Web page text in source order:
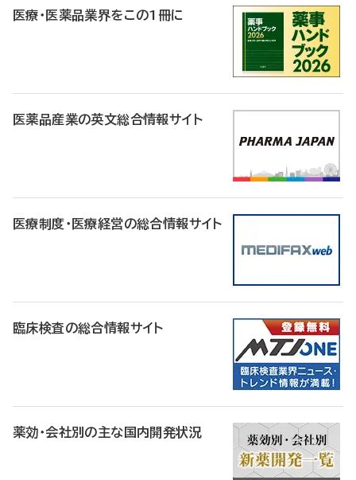
医療・医薬品業界をこの1冊に
医薬品産業の英文総合情報サイト
医療制度・医療経営の総合情報サイト
臨床検査の総合情報サイト
薬効・会社別の主な国内開発状況